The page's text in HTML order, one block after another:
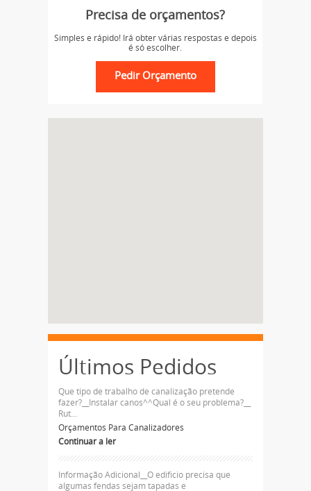
Precisa de orçamentos?
Simples e rápido! Irá obter várias respostas e depois
é só escolher.
Últimos Pedidos
Que tipo de trabalho de canalização pretende
fazer?__Instalar canos^^Qual é o seu problema?__
Rut...
Orçamentos Para Canalizadores
Continuar a ler
Informação Adicional__O edificio precisa que
algumas fendas sejam tapadas e